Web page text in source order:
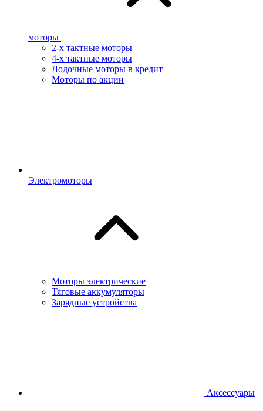
моторы
2-х тактные моторы
4-х тактные моторы
Лодочные моторы в кредит
Моторы по акции
Электромоторы
Моторы электрические
Тяговые аккумуляторы
Зарядные устройства
Аксессуары